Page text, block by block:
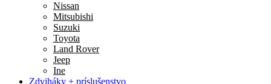
Nissan
Mitsubishi
Suzuki
Toyota
Land Rover
Jeep
Ine
Zdviháky + príslušenstvo